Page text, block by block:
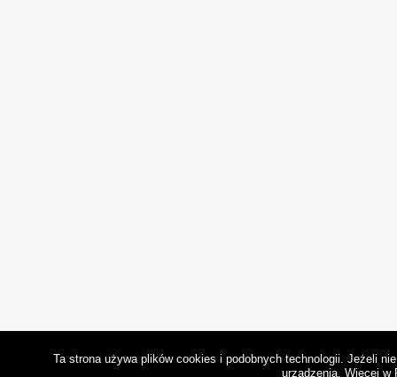
Ta strona używa plików cookies i podobnych technologii. Jeżeli
urządzenia. Więcej w